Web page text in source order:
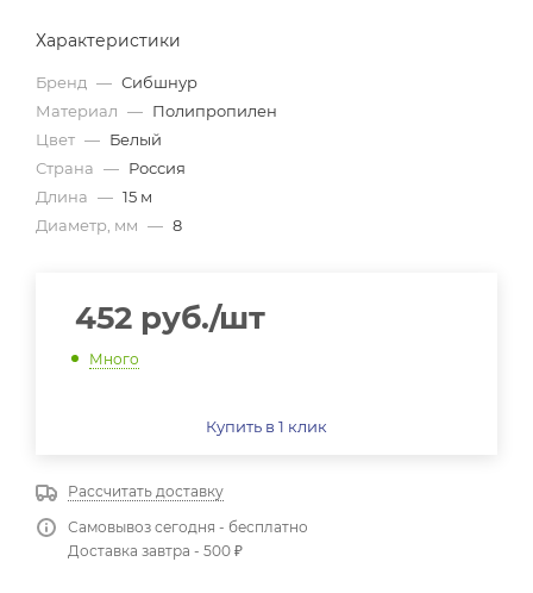
Характеристики
Бренд — Сибшнур
Материал — Полипропилен
Цвет — Белый
Страна — Россия
Длина — 15 м
Диаметр, мм — 8
452 руб./шт
Много
Купить в 1 клик
Рассчитать доставку
Самовывоз сегодня - бесплатно
Доставка завтра - 500 ₽